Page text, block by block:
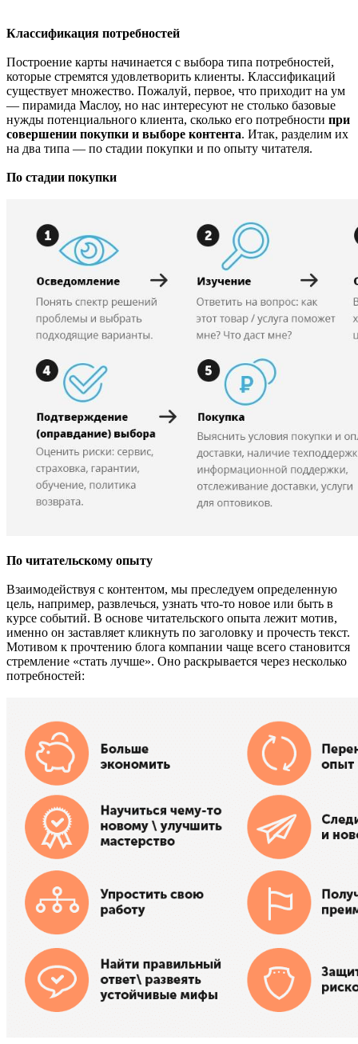
Классификация потребностей
Построение карты начинается с выбора типа потребностей,
которые стремятся удовлетворить клиенты. Классификаций
существует множество. Пожалуй, первое, что приходит на ум
— пирамида Маслоу, но нас интересуют не столько базовые
нужды потенциального клиента, сколько его потребности при
совершении покупки и выборе контента. Итак, разделим их
на два типа — по стадии покупки и по опыту читателя.
По стадии покупки
По читательскому опыту
Взаимодействуя с контентом, мы преследуем определенную
цель, например, развлечься, узнать что-то новое или быть в
курсе событий. В основе читательского опыта лежит мотив,
именно он заставляет кликнуть по заголовку и прочесть текст.
Мотивом к прочтению блога компании чаще всего становится
стремление «стать лучше». Оно раскрывается через несколько
потребностей: